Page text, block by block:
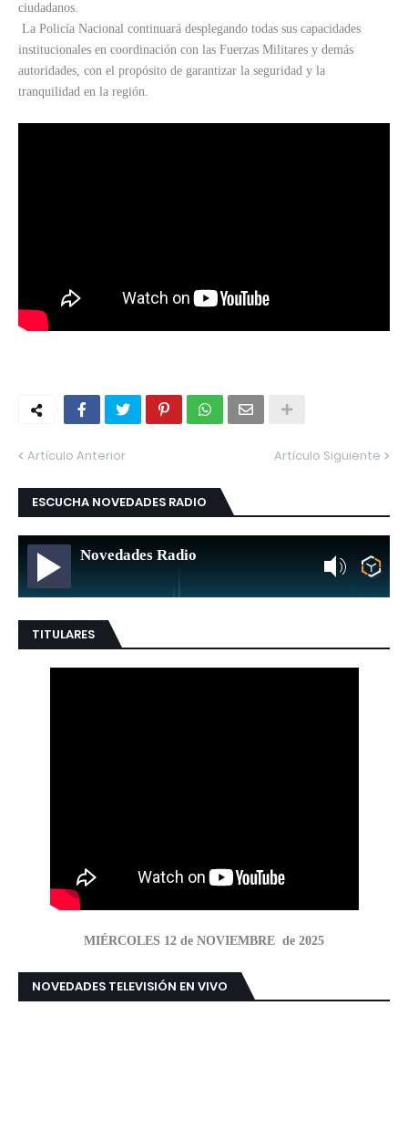
ciudadanos.
La Policía Nacional continuará desplegando todas sus capacidades
institucionales en coordinación con las Fuerzas Militares y demás
autoridades, con el propósito de garantizar la seguridad y la
tranquilidad en la región.
Artículo Anterior Artículo Siguiente
ESCUCHA NOVEDADES RADIO
Novedades Radio
TITULARES
MIÉRCOLES 12 de NOVIEMBRE de 2025
NOVEDADES TELEVISIÓN EN VIVO